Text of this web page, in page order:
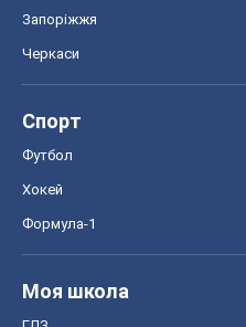
Запоріжжя
Черкаси
Спорт
Футбол
Хокей
Формула-1
Моя школа